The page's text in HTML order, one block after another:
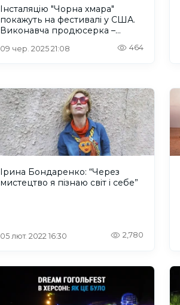
Інсталяцію "Чорна хмара"
покажуть на фестивалі у США.
Виконавча продюсерка –
09 чер. 2025 21:08 464
Ірина Бондаренко: “Через
мистецтво я пізнаю світ і себе”
05 лют. 2022 16:30 2,780